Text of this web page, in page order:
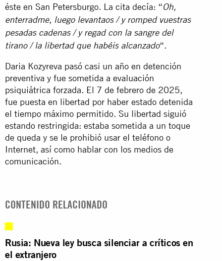
éste en San Petersburgo. La cita decía: “Oh,
enterradme, luego levantaos / y romped vuestras
pesadas cadenas / y regad con la sangre del
tirano / la libertad que habéis alcanzado“.
Daria Kozyreva pasó casi un año en detención
preventiva y fue sometida a evaluación
psiquiátrica forzada. El 7 de febrero de 2025,
fue puesta en libertad por haber estado detenida
el tiempo máximo permitido. Su libertad siguió
estando restringida: estaba sometida a un toque
de queda y se le prohibió usar el teléfono o
Internet, así como hablar con los medios de
comunicación.
CONTENIDO RELACIONADO
Rusia: Nueva ley busca silenciar a críticos en
el extranjero